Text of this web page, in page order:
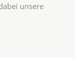
unsere